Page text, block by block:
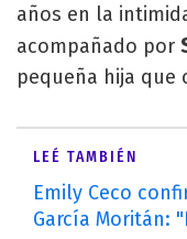
años en la
acompañado por
pequeña hija que
LEÉ TAMBIÉN
Emily Ceco
García Moritán: